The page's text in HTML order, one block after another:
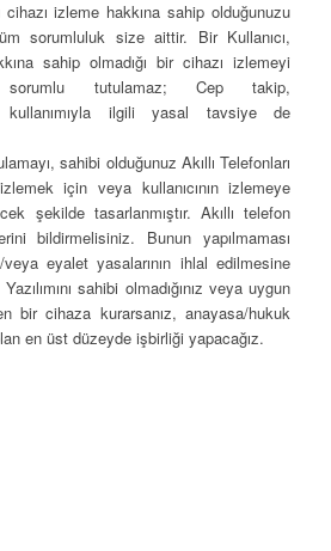
cihazı izleme hakkına sahip olduğunuzu
sorumluluk size aittir. Bir Kullanıcı,
sahip olmadığı bir cihazı izlemeyi
tutulamaz; Cep takip,
kullanımıyla ilgili yasal tavsiye de
sahibi olduğunuz Akıllı Telefonları
için veya kullanıcının izlemeye
şekilde tasarlanmıştır. Akıllı telefon
bildirmelisiniz. Bunun yapılmaması
eyalet yasalarının ihlal edilmesine
sahibi olmadığınız veya uygun
bir cihaza kurarsanız, anayasa/hukuk
en üst düzeyde işbirliği yapacağız.